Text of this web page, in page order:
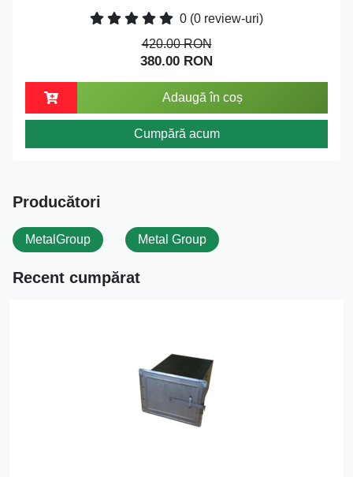
0 (0 review-uri)
420.00 RON
380.00 RON
Adaugă în coș
Cumpără acum
Producători
MetalGroup Metal Group
Recent cumpărat